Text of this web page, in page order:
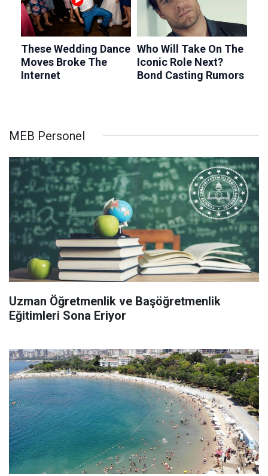
MEB Personel
Uzman Öğretmenlik ve Başöğretmenlik
Eğitimleri Sona Eriyor